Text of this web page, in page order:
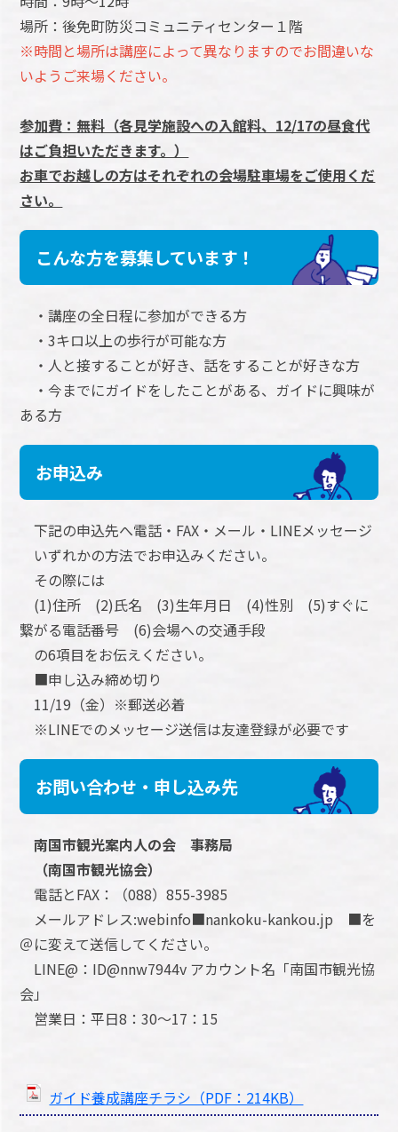
場所：後免町防災コミュニティセンター１階
※時間と場所は講座によって異なりますのでお間違いな
いようご来場ください。
参加費：無料（各見学施設への入館料、12/17の昼食代
はご負担いただきます。）
お車でお越しの方はそれぞれの会場駐車場をご使用くだ
さい。
こんな方を募集しています！
・講座の全日程に参加ができる方
・3キロ以上の歩行が可能な方
・人と接することが好き、話をすることが好きな方
・今までにガイドをしたことがある、ガイドに興味が
ある方
お申込み
下記の申込先へ電話・FAX・メール・LINEメッセージ
いずれかの方法でお申込みください。
その際には
(1)住所 (2)氏名 (3)生年月日 (4)性別 (5)すぐに
繋がる電話番号 (6)会場への交通手段
の6項目をお伝えください。
■申し込み締め切り
11/19（金）※郵送必着
※LINEでのメッセージ送信は友達登録が必要です
お問い合わせ・申し込み先
南国市観光案内人の会 事務局
（南国市観光協会）
電話とFAX：（088）855-3985
メールアドレス:webinfo■nankoku-kankou.jp ■を
＠に変えて送信してください。
LINE@：ID@nnw7944v アカウント名「南国市観光協
会」
営業日：平日8：30～17：15
ガイド養成講座チラシ（PDF：214KB）